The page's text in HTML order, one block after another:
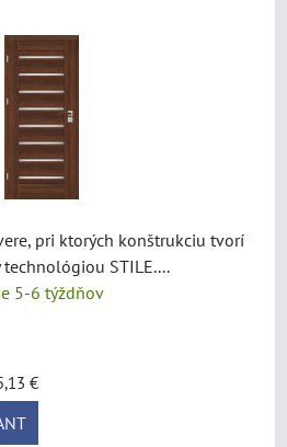
pri ktorých konštrukciu tvorí
STILE....
5-6 týždňov
€